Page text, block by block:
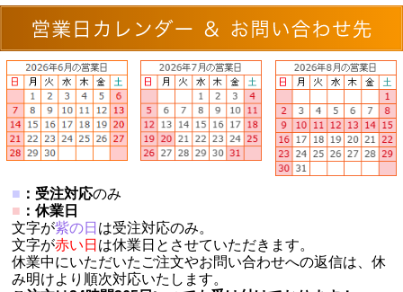
■ ：受注対応のみ
■ ：休業日
文字が紫の日 は受注対応のみ。
文字が赤い日 は休業日とさせていただきます。
休業中にいただいたご注文やお問い合わせへの返信は、休
み明けより順次対応いたします。